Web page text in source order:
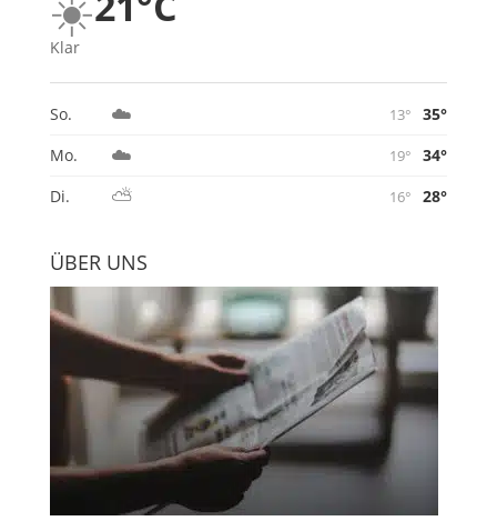
Klar
So. ☁️ 13°
35°
Mo.
☁️ 19°
34°
Di.
⛅ 16° 28°
ÜBER UNS